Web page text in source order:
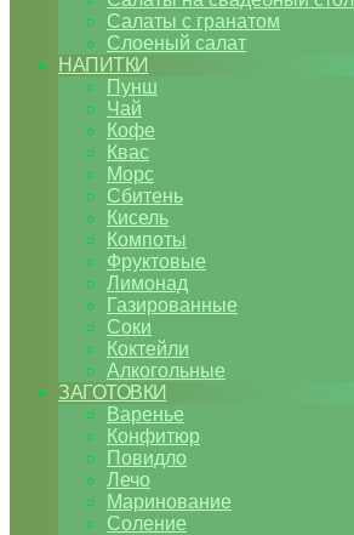
Салаты с гранатом
Слоеный салат
НАПИТКИ
Пунш
Чай
Кофе
Квас
Морс
Сбитень
Кисель
Компоты
Фруктовые
Лимонад
Газированные
Соки
Коктейли
Алкогольные
ЗАГОТОВКИ
Варенье
Конфитюр
Повидло
Лечо
Маринование
Соление